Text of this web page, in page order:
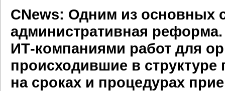
CNews: Одним из основных
административная
ИТ-компаниями работ для
происходившие в структуре
на сроках и процедурах